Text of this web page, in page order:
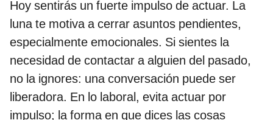
Hoy sentirás un fuerte impulso de actuar. La
luna te motiva a cerrar asuntos pendientes,
especialmente emocionales. Si sientes la
necesidad de contactar a alguien del pasado,
no la ignores: una conversación puede ser
liberadora. En lo laboral, evita actuar por
impulso; la forma en que dices las cosas